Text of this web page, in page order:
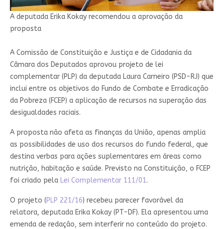
A deputada Erika Kokay recomendou a aprovação da
proposta
A Comissão de Constituição e Justiça e de Cidadania da
Câmara dos Deputados aprovou projeto de lei
complementar (PLP) da deputada Laura Carneiro (PSD-RJ) que
inclui entre os objetivos do Fundo de Combate e Erradicação
da Pobreza (FCEP) a aplicação de recursos na superação das
desigualdades raciais.
A proposta não afeta as finanças da União, apenas amplia
as possibilidades de uso dos recursos do fundo federal, que
destina verbas para ações suplementares em áreas como
nutrição, habitação e saúde. Previsto na Constituição, o FCEP
foi criado pela Lei Complementar 111/01.
O projeto (PLP 221/16) recebeu parecer favorável da
relatora, deputada Erika Kokay (PT-DF). Ela apresentou uma
emenda de redação, sem interferir no conteúdo do projeto.